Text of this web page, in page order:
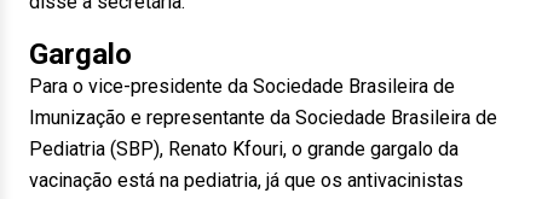
Gargalo
Para o vice-presidente da Sociedade Brasileira de
Imunização e representante da Sociedade Brasileira de
Pediatria (SBP), Renato Kfouri, o grande gargalo da
vacinação está na pediatria, já que os antivacinistas